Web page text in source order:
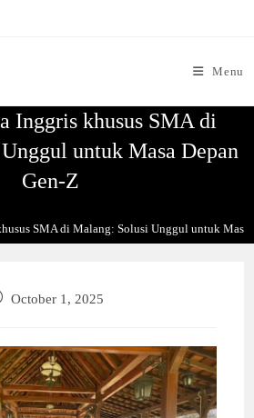
Menu
Inggris khusus SMA di
untuk Masa Depan
Gen-Z
SMA di Malang: Solusi Unggul untuk Masa
October 1, 2025